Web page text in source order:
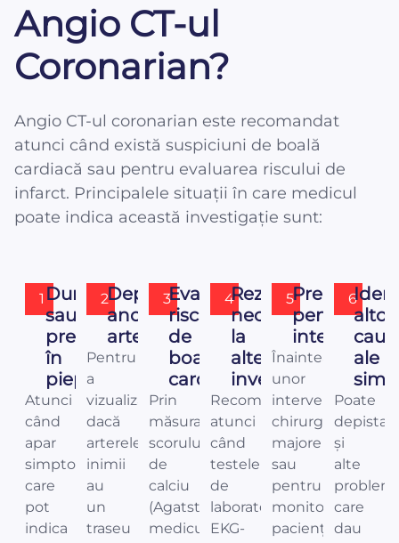
Angio CT-ul
Coronarian?
Angio CT-ul coronarian este recomandat
atunci când există suspiciuni de boală
cardiacă sau pentru evaluarea riscului de
infarct. Principalele situații în care medicul
poate indica această investigație sunt:
1 Dureri
sau
presiune
în
piept
Atunci
când
apar
simptome
care
pot
indica
2Depistarea
anomaliilor
arterelor
Pentru
a
vizualiza
dacă
arterele
inimii
au
un
traseu
3Evaluarea
riscului
de
boală
cardiacă
Prin
măsurarea
scorului
de
calciu
(Agatston),
medicul
4Rezultate
neclare
la
alte
investigații
Recomandată
atunci
când
testele
de
laborator,
EKG-
5Pregătirea
pentru
intervenții
Înaintea
unor
intervenții
chirurgicale
majore
sau
pentru
monitorizarea
pacienților
6
altor
ale
Poate
depista
și
alte
care
dau